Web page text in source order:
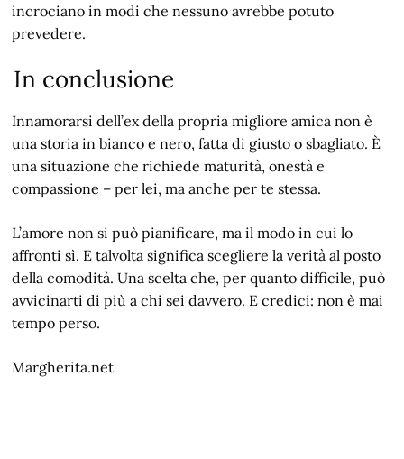
incrociano in modi che nessuno avrebbe potuto
prevedere.
In conclusione
Innamorarsi dell’ex della propria migliore amica non è
una storia in bianco e nero, fatta di giusto o sbagliato. È
una situazione che richiede maturità, onestà e
compassione – per lei, ma anche per te stessa.
L’amore non si può pianificare, ma il modo in cui lo
affronti sì. E talvolta significa scegliere la verità al posto
della comodità. Una scelta che, per quanto difficile, può
avvicinarti di più a chi sei davvero. E credici: non è mai
tempo perso.
Margherita.net